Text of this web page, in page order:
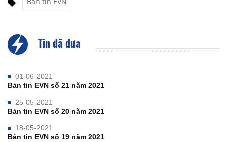
:
Tin đã đưa
01-06-2021
Bản tin EVN số 21 năm 2021
25-05-2021
Bản tin EVN số 20 năm 2021
18-05-2021
Bản tin EVN số 19 năm 2021